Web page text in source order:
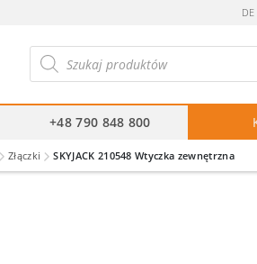
DE
produktów
+48 790 848 800
Złączki SKYJACK 210548 Wtyczka zewnętrzna